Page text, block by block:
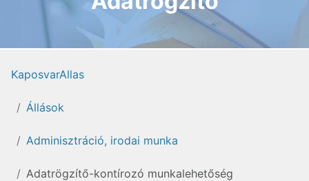
KaposvarAllas
Állások
Adminisztráció, irodai munka
Adatrögzítő-kontírozó munkalehetőség